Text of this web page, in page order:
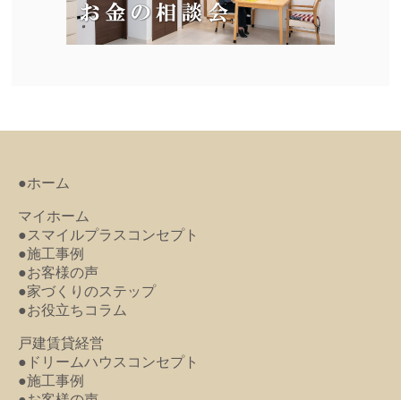
●ホーム
マイホーム
●スマイルプラスコンセプト
●施工事例
●お客様の声
●家づくりのステップ
●お役立ちコラム
戸建賃貸経営
●ドリームハウスコンセプト
●施工事例